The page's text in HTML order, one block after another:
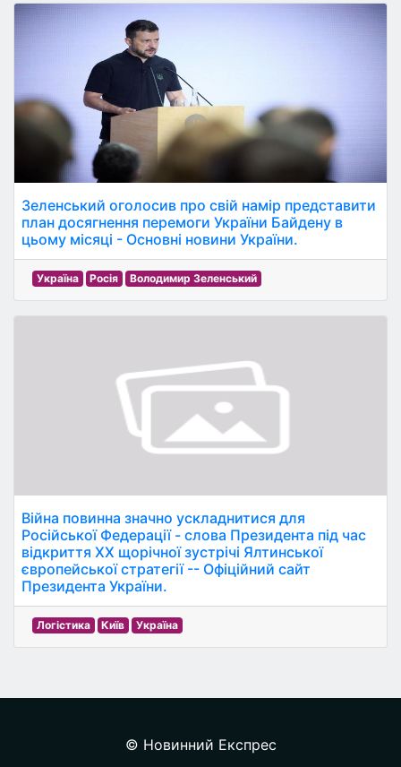
Зеленський оголосив про свій намір представити
план досягнення перемоги України Байдену в
цьому місяці - Основні новини України.
Україна Росія Володимир Зеленський
Війна повинна значно ускладнитися для
Російської Федерації - слова Президента під час
відкриття ХХ щорічної зустрічі Ялтинської
європейської стратегії -- Офіційний сайт
Президента України.
Логістика Київ Україна
© Новинний Експрес